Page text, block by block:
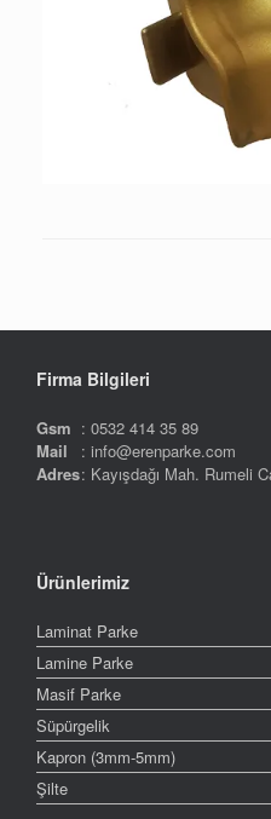
Firma Bilgileri
Gsm : 0532 414 35 89
Mail
: info@erenparke.com
Adres: Kayışdağı Mah. Rumeli
Ürünlerimiz
Laminat Parke
Lamine Parke
Masif Parke
Süpürgelik
Kapron (3mm-5mm)
Şilte